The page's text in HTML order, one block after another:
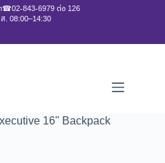
☎02-843-6979 ต่อ 126
. 08:00–14:30